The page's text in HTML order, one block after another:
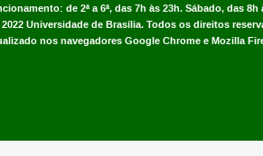
de 2ª a 6ª, das 7h às 23h. Sábado, das 8h
Universidade de Brasília. Todos os direitos
nos navegadores Google Chrome e Mozilla